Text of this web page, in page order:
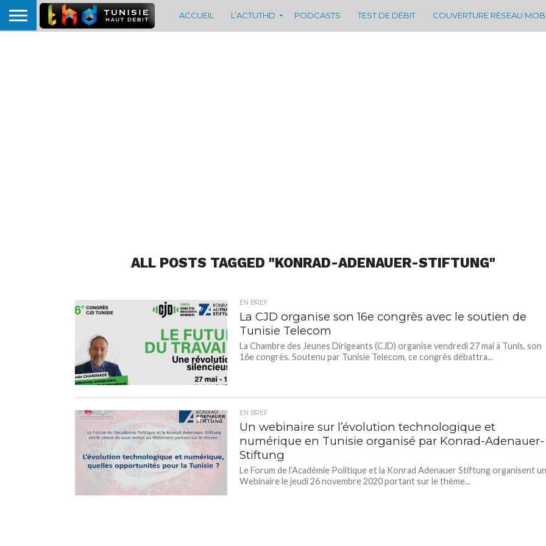
ACCUEIL L’ACTUTHD PODCASTS TEST DE DÉBIT COUVERTURE RÉSEAU
ALL POSTS TAGGED "KONRAD-ADENAUER-STIFTUNG"
2.8K
EN BREF
La CJD organise son 16e congrès avec le soutien de
Tunisie Telecom
La Chambre des Jeunes Dirigeants (CJD) organise vendredi 27 mai à Tunis, son
16e congrès. Soutenu par Tunisie Telecom, ce congrès débattra...
3.4K
EN BREF
Un webinaire sur l’évolution technologique et
numérique en Tunisie organisé par Konrad-Adenauer-
Stiftung
Le Forum de l’Académie Politique et la Konrad Adenauer Stiftung organisent
Webinaire le jeudi 26 novembre 2020 portant sur le thème...